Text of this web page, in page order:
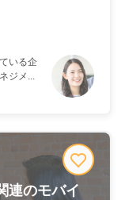
いる企
ジメ...
連のモバイ